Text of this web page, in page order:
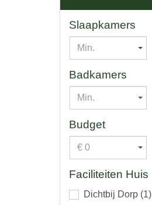
Slaapkamers
Min.
Badkamers
Min.
Budget
€ 0
Faciliteiten Huis
Dichtbij Dorp (1)